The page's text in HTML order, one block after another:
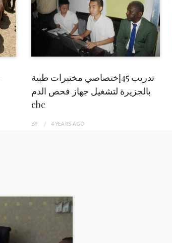
تدريب 45إختصاصي مختبرات طبية
بالجزيرة لتشغيل جهاز فحص الدم
cbc
BY 4 YEARS AGO